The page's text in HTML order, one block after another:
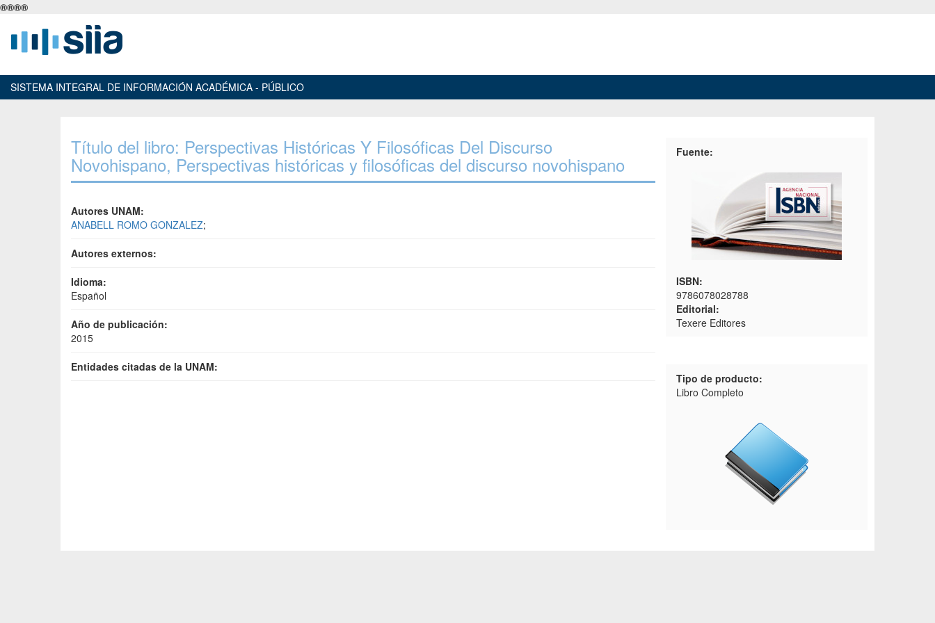
®®®®
SISTEMA INTEGRAL DE INFORMACIÓN ACADÉMICA - PÚBLICO
Título del libro: Perspectivas Históricas Y Filosóficas Del Discurso
Novohispano, Perspectivas históricas y filosóficas del discurso novohispano
Autores UNAM:
ANABELL ROMO GONZALEZ;
Autores externos:
Idioma:
Español
Año de publicación:
2015
Entidades citadas de la UNAM:
Fuente:
ISBN:
9786078028788
Editorial:
Texere Editores
Tipo de producto:
Libro Completo